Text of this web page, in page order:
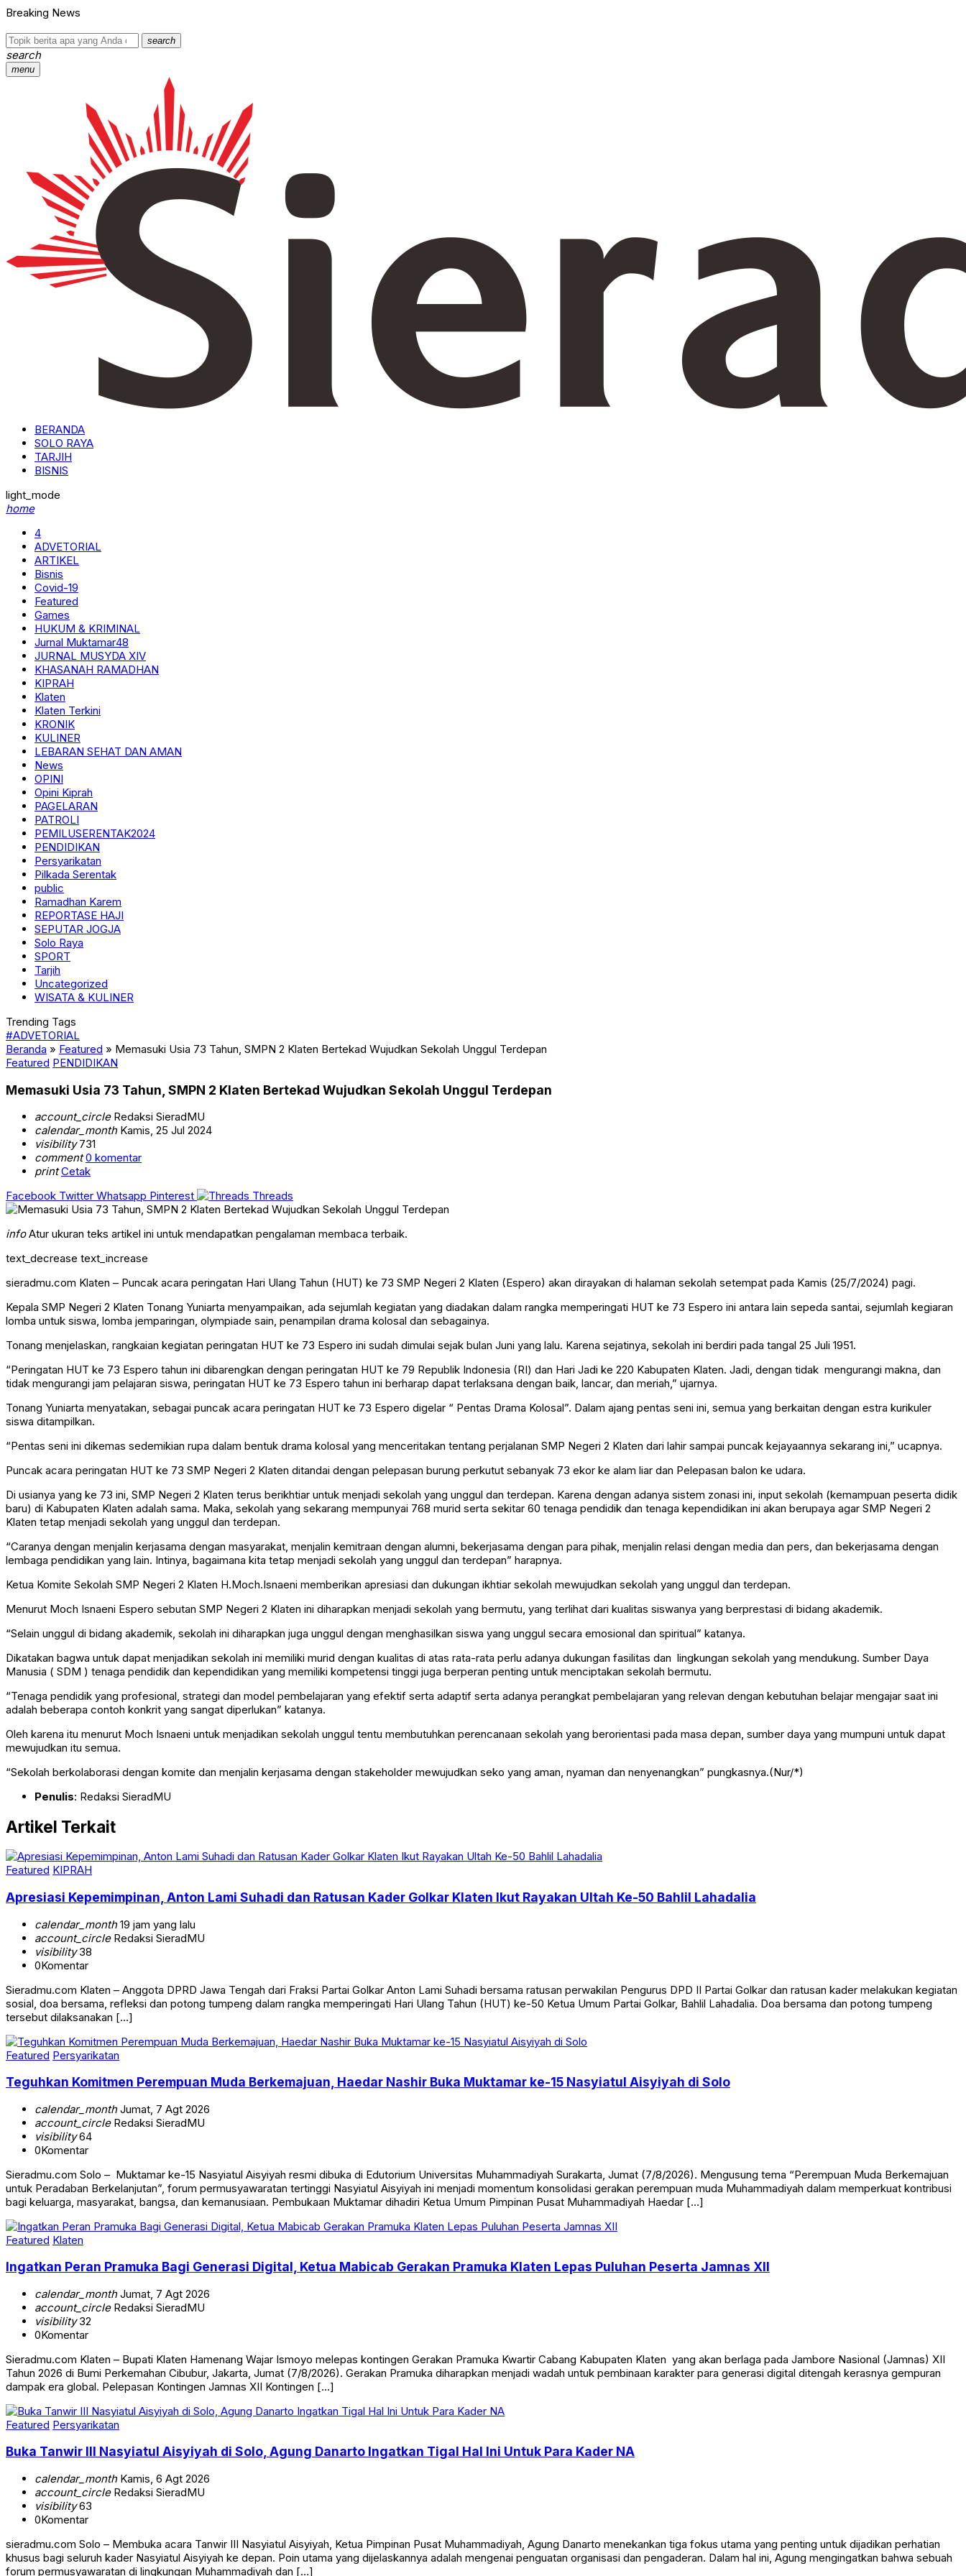
Breaking News
search
search
menu
BERANDA
SOLO RAYA
TARJIH
BISNIS
light_mode
home
4
ADVETORIAL
ARTIKEL
Bisnis
Covid-19
Featured
Games
HUKUM & KRIMINAL
Jurnal Muktamar48
JURNAL MUSYDA XIV
KHASANAH RAMADHAN
KIPRAH
Klaten
Klaten Terkini
KRONIK
KULINER
LEBARAN SEHAT DAN AMAN
News
OPINI
Opini Kiprah
PAGELARAN
PATROLI
PEMILUSERENTAK2024
PENDIDIKAN
Persyarikatan
Pilkada Serentak
public
Ramadhan Karem
REPORTASE HAJI
SEPUTAR JOGJA
Solo Raya
SPORT
Tarjih
Uncategorized
WISATA & KULINER
Trending Tags
#ADVETORIAL
Beranda » Featured » Memasuki Usia 73 Tahun, SMPN 2 Klaten Bertekad Wujudkan Sekolah Unggul Terdepan
Featured PENDIDIKAN
Memasuki Usia 73 Tahun, SMPN 2 Klaten Bertekad Wujudkan Sekolah Unggul Terdepan
account_circleRedaksi SieradMU
calendar_monthKamis, 25 Jul 2024
visibility731
comment 0 komentar
print Cetak
Facebook Twitter Whatsapp Pinterest Threads
infoAtur ukuran teks artikel ini untuk mendapatkan pengalaman membaca terbaik.
text_decrease text_increase
sieradmu.com Klaten – Puncak acara peringatan Hari Ulang Tahun (HUT) ke 73 SMP Negeri 2 Klaten (Espero) akan dirayakan di halaman sekolah setempat pada Kamis (25/7/2024) pagi.
Kepala SMP Negeri 2 Klaten Tonang Yuniarta menyampaikan, ada sejumlah kegiatan yang diadakan dalam rangka memperingati HUT ke 73 Espero ini antara lain sepeda santai, sejumlah kegiaran
lomba untuk siswa, lomba jemparingan, olympiade sain, penampilan drama kolosal dan sebagainya.
Tonang menjelaskan, rangkaian kegiatan peringatan HUT ke 73 Espero ini sudah dimulai sejak bulan Juni yang lalu. Karena sejatinya, sekolah ini berdiri pada tangal 25 Juli 1951.
“Peringatan HUT ke 73 Espero tahun ini dibarengkan dengan peringatan HUT ke 79 Republik Indonesia (RI) dan Hari Jadi ke 220 Kabupaten Klaten. Jadi, dengan tidak mengurangi makna, dan
tidak mengurangi jam pelajaran siswa, peringatan HUT ke 73 Espero tahun ini berharap dapat terlaksana dengan baik, lancar, dan meriah,” ujarnya.
Tonang Yuniarta menyatakan, sebagai puncak acara peringatan HUT ke 73 Espero digelar “ Pentas Drama Kolosal”. Dalam ajang pentas seni ini, semua yang berkaitan dengan estra kurikuler
siswa ditampilkan.
“Pentas seni ini dikemas sedemikian rupa dalam bentuk drama kolosal yang menceritakan tentang perjalanan SMP Negeri 2 Klaten dari lahir sampai puncak kejayaannya sekarang ini,” ucapnya.
Puncak acara peringatan HUT ke 73 SMP Negeri 2 Klaten ditandai dengan pelepasan burung perkutut sebanyak 73 ekor ke alam liar dan Pelepasan balon ke udara.
Di usianya yang ke 73 ini, SMP Negeri 2 Klaten terus berikhtiar untuk menjadi sekolah yang unggul dan terdepan. Karena dengan adanya sistem zonasi ini, input sekolah (kemampuan peserta didik
baru) di Kabupaten Klaten adalah sama. Maka, sekolah yang sekarang mempunyai 768 murid serta sekitar 60 tenaga pendidik dan tenaga kependidikan ini akan berupaya agar SMP Negeri 2
Klaten tetap menjadi sekolah yang unggul dan terdepan.
“Caranya dengan menjalin kerjasama dengan masyarakat, menjalin kemitraan dengan alumni, bekerjasama dengan para pihak, menjalin relasi dengan media dan pers, dan bekerjasama dengan
lembaga pendidikan yang lain. Intinya, bagaimana kita tetap menjadi sekolah yang unggul dan terdepan” harapnya.
Ketua Komite Sekolah SMP Negeri 2 Klaten H.Moch.Isnaeni memberikan apresiasi dan dukungan ikhtiar sekolah mewujudkan sekolah yang unggul dan terdepan.
Menurut Moch Isnaeni Espero sebutan SMP Negeri 2 Klaten ini diharapkan menjadi sekolah yang bermutu, yang terlihat dari kualitas siswanya yang berprestasi di bidang akademik.
“Selain unggul di bidang akademik, sekolah ini diharapkan juga unggul dengan menghasilkan siswa yang unggul secara emosional dan spiritual” katanya.
Dikatakan bagwa untuk dapat menjadikan sekolah ini memiliki murid dengan kualitas di atas rata-rata perlu adanya dukungan fasilitas dan lingkungan sekolah yang mendukung. Sumber Daya
Manusia ( SDM ) tenaga pendidik dan kependidikan yang memiliki kompetensi tinggi juga berperan penting untuk menciptakan sekolah bermutu.
“Tenaga pendidik yang profesional, strategi dan model pembelajaran yang efektif serta adaptif serta adanya perangkat pembelajaran yang relevan dengan kebutuhan belajar mengajar saat ini
adalah beberapa contoh konkrit yang sangat diperlukan” katanya.
Oleh karena itu menurut Moch Isnaeni untuk menjadikan sekolah unggul tentu membutuhkan perencanaan sekolah yang berorientasi pada masa depan, sumber daya yang mumpuni untuk dapat
mewujudkan itu semua.
“Sekolah berkolaborasi dengan komite dan menjalin kerjasama dengan stakeholder mewujudkan seko yang aman, nyaman dan nenyenangkan” pungkasnya.(Nur/*)
Penulis: Redaksi SieradMU
Artikel Terkait
Featured KIPRAH
Apresiasi Kepemimpinan, Anton Lami Suhadi dan Ratusan Kader Golkar Klaten Ikut Rayakan Ultah Ke-50 Bahlil Lahadalia
calendar_month19 jam yang lalu
account_circleRedaksi SieradMU
visibility38
0Komentar
Sieradmu.com Klaten – Anggota DPRD Jawa Tengah dari Fraksi Partai Golkar Anton Lami Suhadi bersama ratusan perwakilan Pengurus DPD II Partai Golkar dan ratusan kader melakukan kegiatan
sosial, doa bersama, refleksi dan potong tumpeng dalam rangka memperingati Hari Ulang Tahun (HUT) ke-50 Ketua Umum Partai Golkar, Bahlil Lahadalia. Doa bersama dan potong tumpeng
tersebut dilaksanakan […]
Featured Persyarikatan
Teguhkan Komitmen Perempuan Muda Berkemajuan, Haedar Nashir Buka Muktamar ke-15 Nasyiatul Aisyiyah di Solo
calendar_monthJumat, 7 Agt 2026
account_circleRedaksi SieradMU
visibility64
0Komentar
Sieradmu.com Solo – Muktamar ke-15 Nasyiatul Aisyiyah resmi dibuka di Edutorium Universitas Muhammadiyah Surakarta, Jumat (7/8/2026). Mengusung tema “Perempuan Muda Berkemajuan
untuk Peradaban Berkelanjutan”, forum permusyawaratan tertinggi Nasyiatul Aisyiyah ini menjadi momentum konsolidasi gerakan perempuan muda Muhammadiyah dalam memperkuat kontribusi
bagi keluarga, masyarakat, bangsa, dan kemanusiaan. Pembukaan Muktamar dihadiri Ketua Umum Pimpinan Pusat Muhammadiyah Haedar […]
Featured Klaten
Ingatkan Peran Pramuka Bagi Generasi Digital, Ketua Mabicab Gerakan Pramuka Klaten Lepas Puluhan Peserta Jamnas XII
calendar_monthJumat, 7 Agt 2026
account_circleRedaksi SieradMU
visibility32
0Komentar
Sieradmu.com Klaten – Bupati Klaten Hamenang Wajar Ismoyo melepas kontingen Gerakan Pramuka Kwartir Cabang Kabupaten Klaten yang akan berlaga pada Jambore Nasional (Jamnas) XII
Tahun 2026 di Bumi Perkemahan Cibubur, Jakarta, Jumat (7/8/2026). Gerakan Pramuka diharapkan menjadi wadah untuk pembinaan karakter para generasi digital ditengah kerasnya gempuran
dampak era global. Pelepasan Kontingen Jamnas XII Kontingen […]
Featured Persyarikatan
Buka Tanwir III Nasyiatul Aisyiyah di Solo, Agung Danarto Ingatkan Tigal Hal Ini Untuk Para Kader NA
calendar_monthKamis, 6 Agt 2026
account_circleRedaksi SieradMU
visibility63
0Komentar
sieradmu.com Solo – Membuka acara Tanwir III Nasyiatul Aisyiyah, Ketua Pimpinan Pusat Muhammadiyah, Agung Danarto menekankan tiga fokus utama yang penting untuk dijadikan perhatian
khusus bagi seluruh kader Nasyiatul Aisyiyah ke depan. Poin utama yang dijelaskannya adalah mengenai penguatan organisasi dan pengaderan. Dalam hal ini, Agung mengingatkan bahwa sebuah
forum permusyawaratan di lingkungan Muhammadiyah dan […]